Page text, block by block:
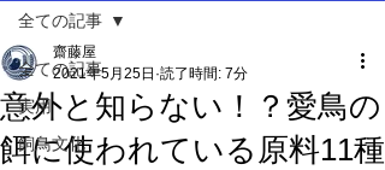
全ての記事
実用
飼鳥文化
全ての記事
意外と知らない！？愛鳥の
餌に使われている原料11種
齋藤屋
2021年5月25日 読了時間: 7分